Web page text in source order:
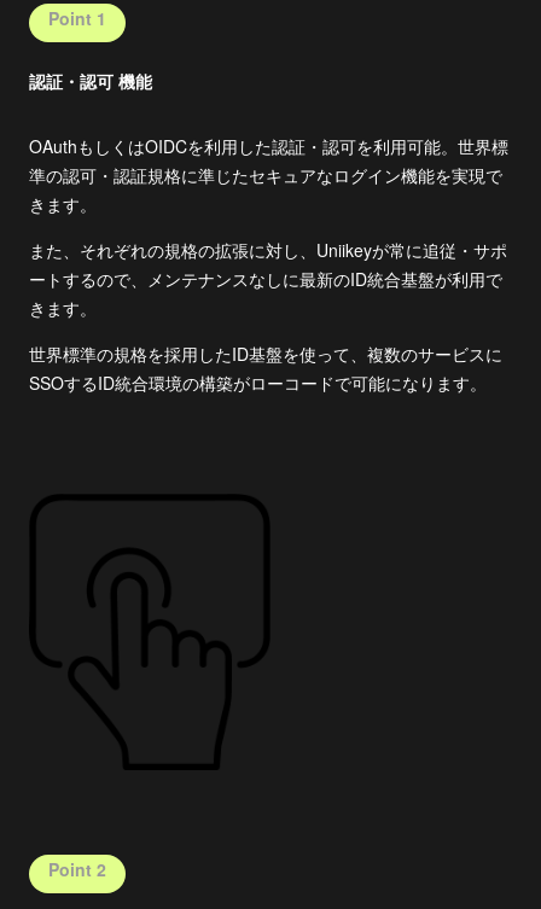
Point 1
認証・認可 機能
OAuthもしくはOIDCを利用した認証・認可を利用可能。世界標
準の認可・認証規格に準じたセキュアなログイン機能を実現で
きます。
また、それぞれの規格の拡張に対し、Uniikeyが常に追従・サポ
ートするので、メンテナンスなしに最新のID統合基盤が利用で
きます。
世界標準の規格を採用したID基盤を使って、複数のサービスに
SSOするID統合環境の構築がローコードで可能になります。
Point 2